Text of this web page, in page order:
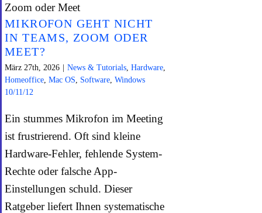
MIKROFON GEHT NICHT
IN TEAMS, ZOOM ODER
MEET?
März 27th, 2026 | News & Tutorials Hardware
Homeoffice Mac OS Software Windows
10/11/12
Ein stummes Mikrofon im Meeting
ist frustrierend. Oft sind kleine
Hardware-Fehler, fehlende System-
Rechte oder falsche App-
Einstellungen schuld. Dieser
Ratgeber liefert Ihnen systematische